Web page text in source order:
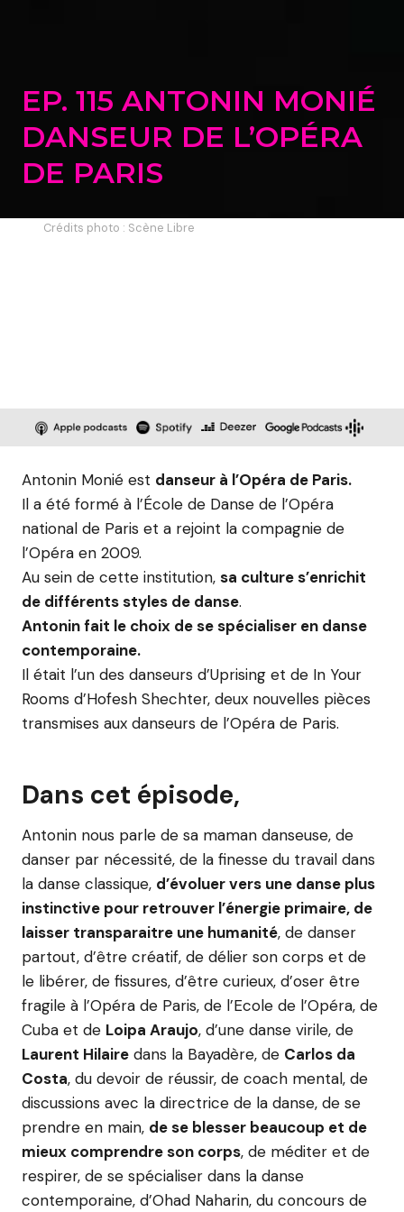
EP. 115 ANTONIN MONIÉ
DANSEUR DE L’OPÉRA
DE PARIS
Crédits photo : Scène Libre
Antonin Monié est danseur à l’Opéra de Paris.
Il a été formé à l’École de Danse de l’Opéra
national de Paris et a rejoint la compagnie de
l’Opéra en 2009.
Au sein de cette institution, sa culture s’enrichit
de différents styles de danse.
Antonin fait le choix de se spécialiser en danse
contemporaine.
Il était l’un des danseurs d’Uprising et de In Your
Rooms d’Hofesh Shechter, deux nouvelles pièces
transmises aux danseurs de l’Opéra de Paris.
Dans cet épisode,
Antonin nous parle de sa maman danseuse, de
danser par nécessité, de la finesse du travail dans
la danse classique, d’évoluer vers une danse plus
instinctive pour retrouver l’énergie primaire, de
laisser transparaitre une humanité, de danser
partout, d’être créatif, de délier son corps et de
le libérer, de fissures, d’être curieux, d’oser être
fragile à l’Opéra de Paris, de l’Ecole de l’Opéra, de
Cuba et de Loipa Araujo, d’une danse virile, de
Laurent Hilaire dans la Bayadère, de Carlos da
Costa, du devoir de réussir, de coach mental, de
discussions avec la directrice de la danse, de se
prendre en main, de se blesser beaucoup et de
mieux comprendre son corps, de méditer et de
respirer, de se spécialiser dans la danse
contemporaine, d’Ohad Naharin, du concours de